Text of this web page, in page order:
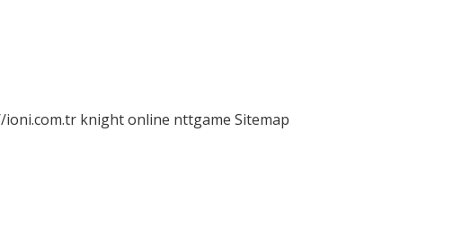
ioni.com.tr knight online nttgame Sitemap